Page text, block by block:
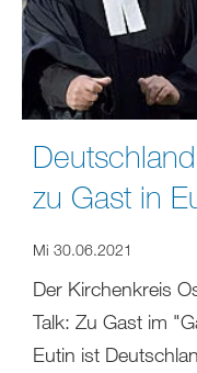
zu Gast in
Mi 30.06.2021
Der Kirchenkreis
Talk: Zu Gast im
Eutin ist